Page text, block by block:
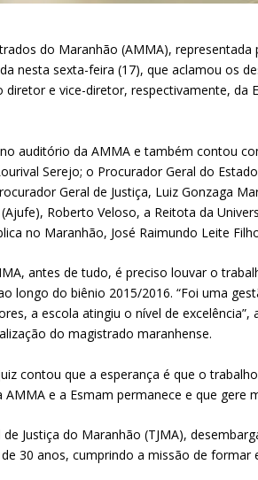
do Maranhão (AMMA),
nesta sexta-feira (17), que aclamou os
diretor e vice-diretor, respectivamente, da
auditório da AMMA e também contou
Serejo; o Procurador Geral do
Geral de Justiça, Luiz Gonzaga
Roberto Veloso, a Reitota da
no Maranhão, José Raimundo Leite
antes de tudo, é preciso louvar o
longo do biênio 2015/2016. “Foi uma
a escola atingiu o nível de
do magistrado maranhense.
contou que a esperança é que o
AMMA e a Esmam permanece e que gere
Justiça do Maranhão (TJMA),
30 anos, cumprindo a missão de formar